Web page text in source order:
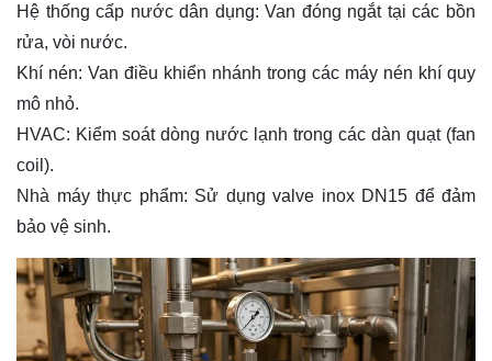
Hệ thống cấp nước dân dụng: Van đóng ngắt tại các bồn
rửa, vòi nước.
Khí nén: Van điều khiển nhánh trong các máy nén khí quy
mô nhỏ.
HVAC: Kiểm soát dòng nước lạnh trong các dàn quạt (fan
coil).
Nhà máy thực phẩm: Sử dụng valve inox DN15 để đảm
bảo vệ sinh.